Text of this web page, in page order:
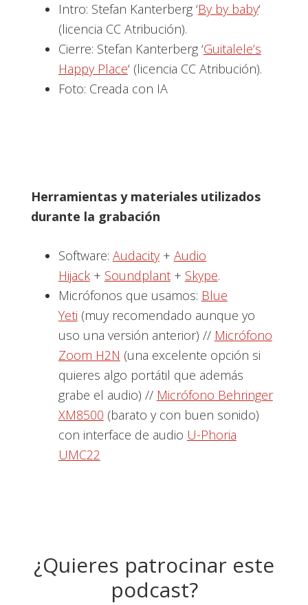
Intro: Stefan Kanterberg ‘By by baby‘
(licencia CC Atribución).
Cierre: Stefan Kanterberg ‘Guitalele’s
Happy Place‘ (licencia CC Atribución).
Foto: Creada con IA
Herramientas y materiales utilizados
durante la grabación
Software: Audacity+ Audio
Hijack+ Soundplant+ Skype.
Micrófonos que usamos: Blue
Yeti (muy recomendado aunque yo
uso una versión anterior) // Micrófono
Zoom H2N (una excelente opción si
quieres algo portátil que además
grabe el audio) // Micrófono Behringer
XM8500 (barato y con buen sonido)
con interface de audio U-Phoria
UMC22
¿Quieres patrocinar este
podcast?